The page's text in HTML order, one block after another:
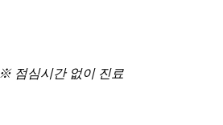
※ 점심시간 없이 진료